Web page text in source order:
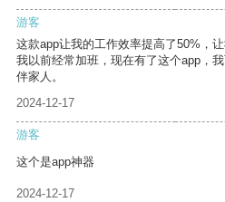
游客
这款app让我的工作效率提高了50%，
我以前经常加班，现在有了这个app，
伴家人。
2024-12-17
游客
这个是app神器
2024-12-17